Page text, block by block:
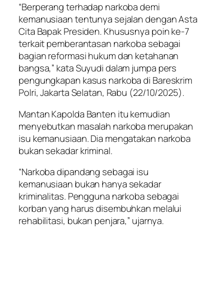
“Berperang terhadap narkoba demi
kemanusiaan tentunya sejalan dengan Asta
Cita Bapak Presiden. Khususnya poin ke-7
terkait pemberantasan narkoba sebagai
bagian reformasi hukum dan ketahanan
bangsa,” kata Suyudi dalam jumpa pers
pengungkapan kasus narkoba di Bareskrim
Polri, Jakarta Selatan, Rabu (22/10/2025).
Mantan Kapolda Banten itu kemudian
menyebutkan masalah narkoba merupakan
isu kemanusiaan. Dia mengatakan narkoba
bukan sekadar kriminal.
“Narkoba dipandang sebagai isu
kemanusiaan bukan hanya sekadar
kriminalitas. Pengguna narkoba sebagai
korban yang harus disembuhkan melalui
rehabilitasi, bukan penjara,” ujarnya.